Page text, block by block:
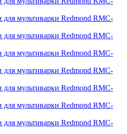
для мультиварки Redmond RMC-
для мультиварки Redmond RMC-
для мультиварки Redmond RMC-
для мультиварки Redmond RMC-
для мультиварки Redmond RMC-
для мультиварки Redmond RMC-
для мультиварки Redmond RMC-